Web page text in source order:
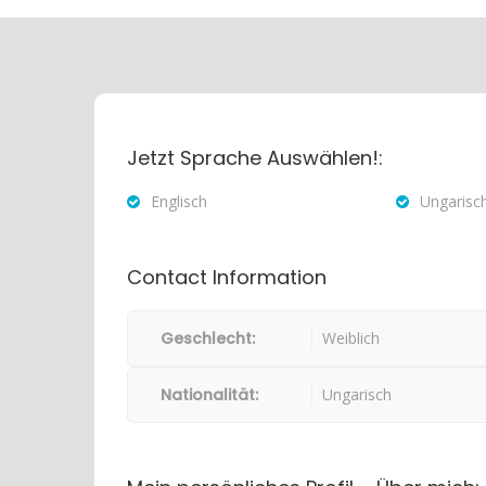
Jetzt Sprache Auswählen!:
Englisch
Contact Information
Geschlecht: Weiblich
Nationalität: Ungarisch